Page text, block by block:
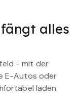
alles
- mit der
E-Autos oder
laden.